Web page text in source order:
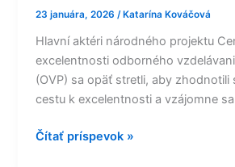
23 januára, 2026/ Katarína Kováčová
Hlavní aktéri národného projektu
excelentnosti odborného
(OVP) sa opäť stretli, aby zhodnotili
cestu k excelentnosti a vzájomne sa
Čítať príspevok »